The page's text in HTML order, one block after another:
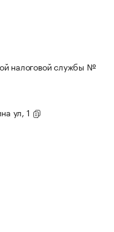
налоговой службы №
ул, 1